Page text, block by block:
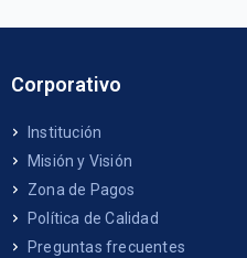
Corporativo
Institución
Misión y Visión
Zona de Pagos
Política de Calidad
Preguntas frecuentes